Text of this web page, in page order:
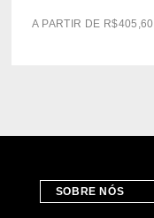
A PARTIR DE R$405,60
SOBRE NÓS